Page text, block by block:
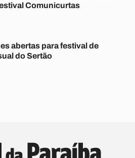
Comunicurtas
abertas para festival de
do Sertão